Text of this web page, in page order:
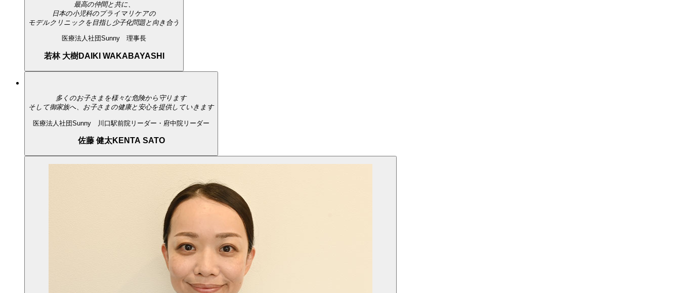
最高の仲間と共に、
日本の小児科のプライマリケアの
モデルクリニックを目指し少子化問題と向き合う
医療法人社団Sunny 理事長
若林 大樹DAIKI WAKABAYASHI
多くのお子さまを様々な危険から守ります
そして御家族へ、お子さまの健康と安心を提供していきます
医療法人社団Sunny 川口駅前院リーダー・府中院リーダー
佐藤 健太KENTA SATO